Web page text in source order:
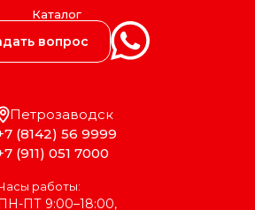
Каталог
Петрозаводск
(8142) 56 9999
(911) 051 7000
работы:
ПТ 9:00–18:00,
вопрос